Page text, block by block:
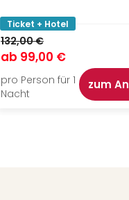
Ticket + Hotel
132,00 €
ab 99,00 €
pro Person für 1
Nacht
zum